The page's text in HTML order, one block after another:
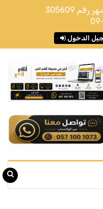
رقم 305609
الدخول